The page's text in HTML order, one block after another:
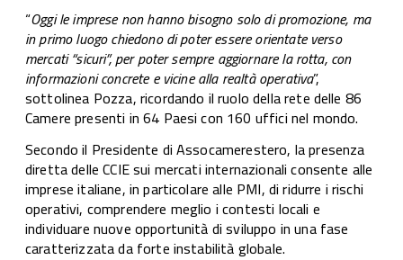
“Oggi le imprese non hanno bisogno solo di promozione, ma
in primo luogo chiedono di poter essere orientate verso
mercati “sicuri”, per poter sempre aggiornare la rotta, con
informazioni concrete e vicine alla realtà operativa”,
sottolinea Pozza, ricordando il ruolo della rete delle 86
Camere presenti in 64 Paesi con 160 uffici nel mondo.
Secondo il Presidente di Assocamerestero, la presenza
diretta delle CCIE sui mercati internazionali consente alle
imprese italiane, in particolare alle PMI, di ridurre i rischi
operativi, comprendere meglio i contesti locali e
individuare nuove opportunità di sviluppo in una fase
caratterizzata da forte instabilità globale.